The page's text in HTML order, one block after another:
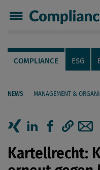
Servicenavigation
Navigation
COMPLIANCE ESG
NEWS MANAGEMENT &
Seiteninhalt
Artikel auf
Artikel auf
Artikel
Kartellrecht: